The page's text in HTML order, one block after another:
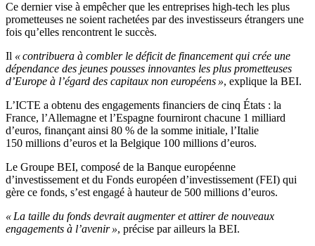
Ce dernier vise à empêcher que les entreprises high-tech les plus
prometteuses ne soient rachetées par des investisseurs étrangers une
fois qu’elles rencontrent le succès.
Il « contribuera à combler le déficit de financement qui crée une
dépendance des jeunes pousses innovantes les plus prometteuses
d’Europe à l’égard des capitaux non européens », explique la BEI.
L’ICTE a obtenu des engagements financiers de cinq États : la
France, l’Allemagne et l’Espagne fourniront chacune 1 milliard
d’euros, finançant ainsi 80 % de la somme initiale, l’Italie
150 millions d’euros et la Belgique 100 millions d’euros.
Le Groupe BEI, composé de la Banque européenne
d’investissement et du Fonds européen d’investissement (FEI) qui
gère ce fonds, s’est engagé à hauteur de 500 millions d’euros.
« La taille du fonds devrait augmenter et attirer de nouveaux
engagements à l’avenir », précise par ailleurs la BEI.